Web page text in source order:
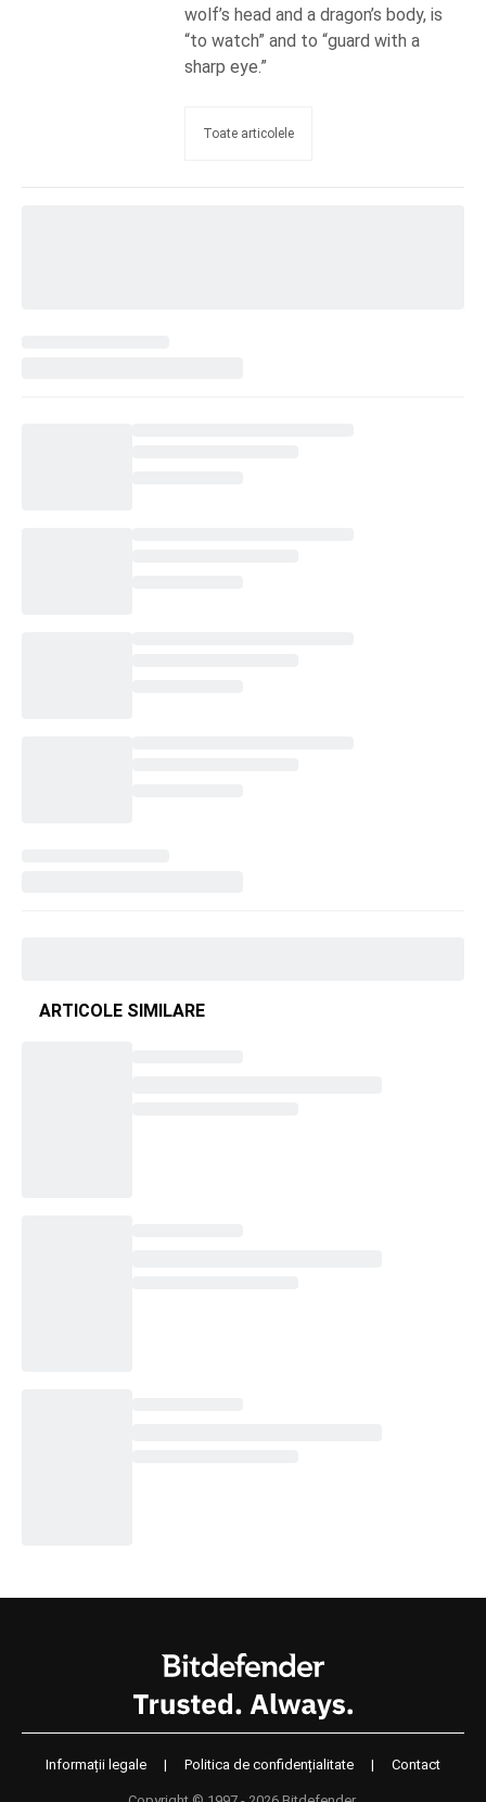
wolf’s head and a dragon’s body, is
“to watch” and to “guard with a
sharp eye.”
Toate articolele
ARTICOLE SIMILARE
Informații legale | Politica de confidențialitate | Contact